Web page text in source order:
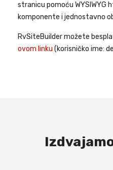
stranicu pomoću WYSIWYG
komponente i jednostavno
RvSiteBuilder možete
ovom linku (korisničko ime: